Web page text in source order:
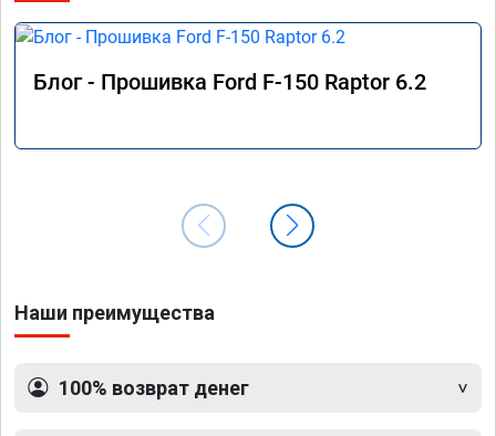
Блог - Прошивка Ford F-150 Raptor 6.2
Наши преимущества
100% возврат денег